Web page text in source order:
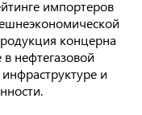
импортеров
концерна
нефтегазовой
и